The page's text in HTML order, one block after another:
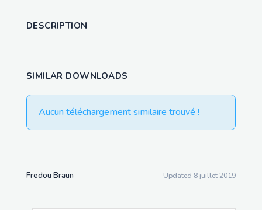
DESCRIPTION
SIMILAR DOWNLOADS
Aucun téléchargement similaire trouvé !
Fredou Braun Updated 8 juillet 2019